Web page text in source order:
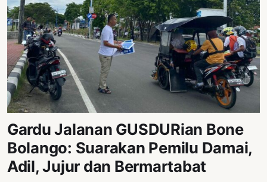
Gardu Jalanan GUSDURian Bone
Bolango: Suarakan Pemilu Damai,
Adil, Jujur dan Bermartabat